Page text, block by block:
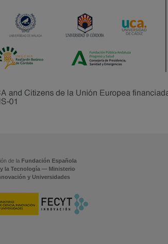
de la Fundación Española
la Tecnología — Ministerio
y Universidades